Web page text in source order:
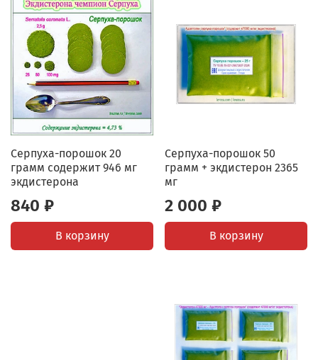
Серпуха-порошок 20
грамм содержит 946 мг
экдистерона
840 ₽
В корзину
Серпуха-порошок 50
грамм + экдистерон 2365
мг
2 000 ₽
В корзину